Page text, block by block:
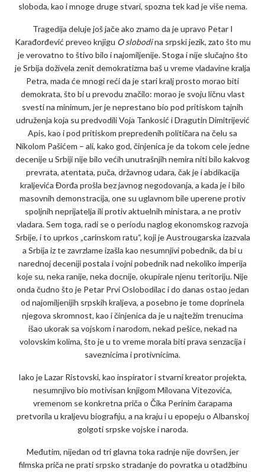
sloboda, kao i mnoge druge stvari, spozna tek kad je više nema.
Tragedija deluje još jače ako znamo da je upravo Petar I
Karađorđević preveo knjigu O slobodina srpski jezik, zato što mu
je verovatno to štivo bilo i najomiljenije. Stoga i nije slučajno što
je Srbija doživela zenit demokratizma baš u vreme vladavine kralja
Petra, mada će mnogi reći da je stari kralj prosto morao biti
demokrata, što bi u prevodu značilo: morao je svoju ličnu vlast
svesti na minimum, jer je neprestano bio pod pritiskom tajnih
udruženja koja su predvodili Voja Tankosić i Dragutin Dimitrijević
Apis, kao i pod pritiskom prepredenih političara na čelu sa
Nikolom Pašićem – ali, kako god, činjenica je da tokom cele jedne
decenije u Srbiji nije bilo većih unutrašnjih nemira niti bilo kakvog
prevrata, atentata, puča, državnog udara, čak je i abdikacija
kraljevića Đorđa prošla bez javnog negodovanja, a kada je i bilo
masovnih demonstracija, one su uglavnom bile uperene protiv
spoljnih neprijatelja ili protiv aktuelnih ministara, a ne protiv
vladara. Sem toga, radi se o periodu naglog ekonomskog razvoja
Srbije, i to uprkos „carinskom ratu“, koji je Austrougarska izazvala
a Srbija iz te zavrzlame izašla kao nesumnjivi pobednik, da bi u
narednoj deceniji postala i vojni pobednik nad nekoliko imperija
koje su, neka ranije, neka docnije, okupirale njenu teritoriju. Nije
onda čudno što je Petar Prvi Oslobodilac i do danas ostao jedan
od najomiljenijih srpskih kraljeva, a posebno je tome doprinela
njegova skromnost, kao i činjenica da je u najtežim trenucima
išao ukorak sa vojskom i narodom, nekad pešice, nekad na
volovskim kolima, što je u to vreme morala biti prava senzacija i
saveznicima i protivnicima.
Iako je Lazar Ristovski, kao inspirator i stvarni kreator projekta,
nesumnjivo bio motivisan knjigom Milovana Vitezovića,
vremenom se konkretna priča o Čika Perinim čarapama
pretvorila u kraljevu biografiju, a na kraju i u epopeju o Albanskoj
golgoti srpske vojske i naroda.
Međutim, nijedan od tri glavna toka radnje nije dovršen, jer
filmska priča ne prati srpsko stradanje do povratka u otadžbinu